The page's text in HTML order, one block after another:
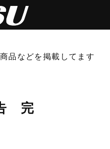
品などを掲載してます
完